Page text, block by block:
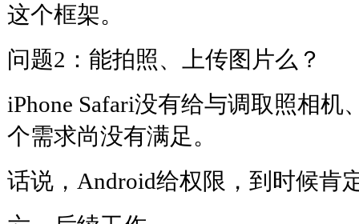
这个框架。
问题2：能拍照、上传图片么？
iPhone Safari没有给与调取照相机
个需求尚没有满足。
话说，Android给权限，到时候肯